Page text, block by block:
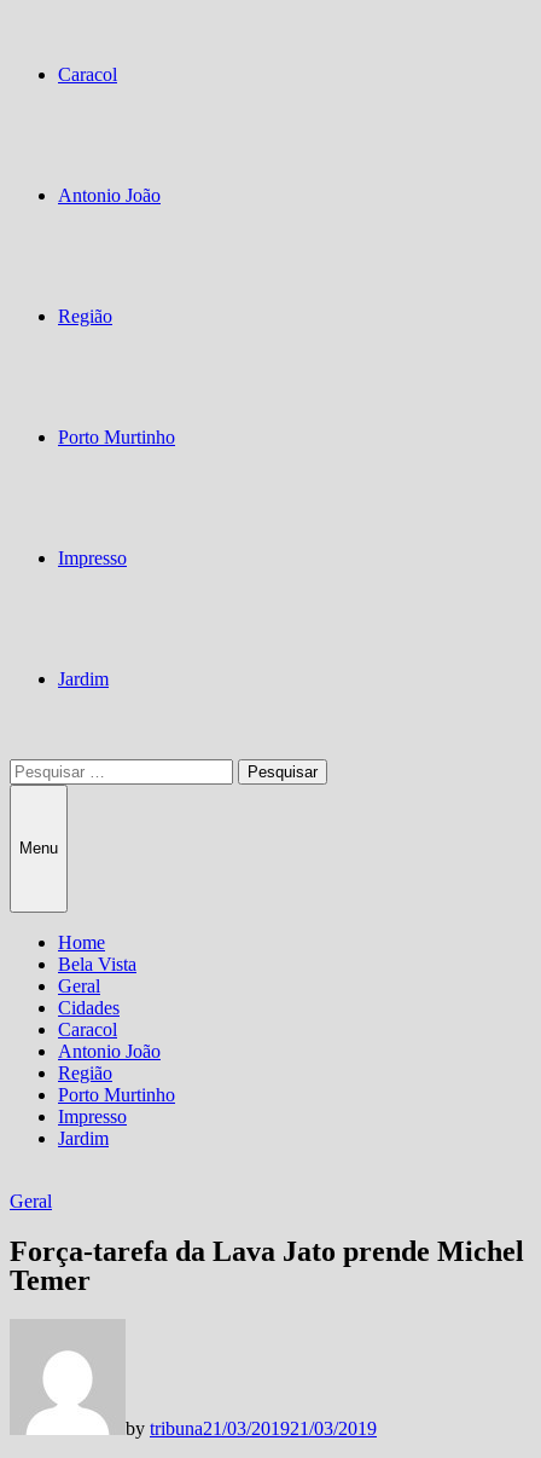
Caracol
Antonio João
Região
Porto Murtinho
Impresso
Jardim
Pesquisar
por:
Menu
Home
Bela Vista
Geral
Cidades
Caracol
Antonio João
Região
Porto Murtinho
Impresso
Jardim
Geral
Força-tarefa da Lava Jato prende Michel
Temer
by tribuna21/03/201921/03/2019